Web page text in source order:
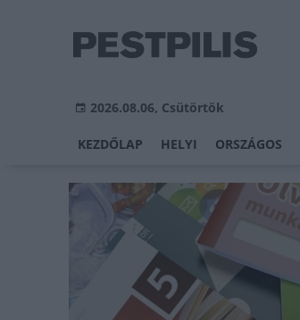
2026.08.06, Csütörtök
KEZDŐLAP HELYI ORSZÁGOS